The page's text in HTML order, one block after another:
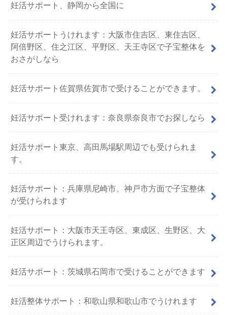
妊活サポート、静岡から全国に
妊活サポートうけれます：大阪市住吉区、東住吉区、
阿倍野区、住之江区、平野区、天王寺区で子宝整体を
おさがしなら
妊活サポート佐賀県佐賀市で受けることができます。
妊活サポート受けれます：奈良県奈良市でお探しなら
妊活サポート東京、高田馬場駅周辺でも受けられま
す。
妊活サポート：兵庫県尼崎市、神戸市方面で子宝整体
が受けられます
妊活サポート：大阪市天王寺区、東成区、生野区、大
正区周辺でうけられます。
妊活サポート：茨城県石岡市で受けることができます
妊活整体サポート：和歌山県和歌山市でうけれます